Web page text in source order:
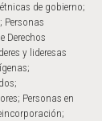
de gobierno;
Personas
Derechos
y lideresas
Personas en